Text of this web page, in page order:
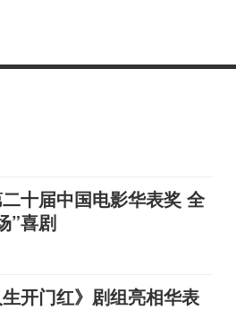
十届中国电影华表奖 全
”喜剧
开门红》剧组亮相华表